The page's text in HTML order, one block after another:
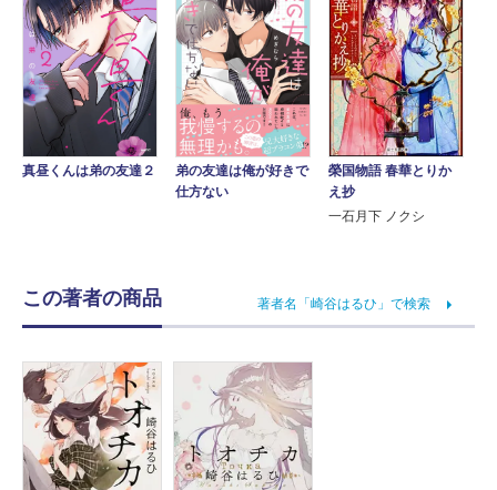
真昼くんは弟の友達２
弟の友達は俺が好きで
仕方ない
榮国物語 春華とりか
え抄
一石月下 ノクシ
この著者の商品 著者名「崎谷はるひ」で検索